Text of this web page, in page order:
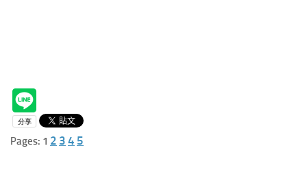
Pages: 1 2 3 4 5